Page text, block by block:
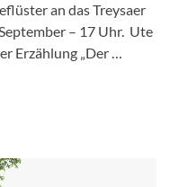
an das Treysaer
– 17 Uhr. Ute
Erzählung „Der …